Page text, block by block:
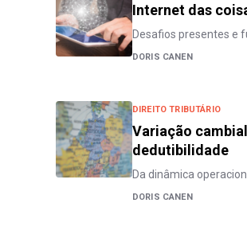
Internet das
Desafios presentes e
DORIS CANEN
DIREITO TRIBUTÁRIO
Variação
dedutibilidade
Da dinâmica
DORIS CANEN